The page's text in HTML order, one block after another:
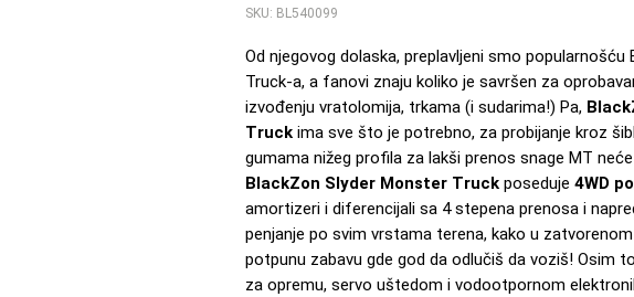
SKU: BL540099
Od njegovog dolaska, preplavljeni smo
Truck-a, a fanovi znaju koliko je savršen za
izvođenju vratolomija, trkama (i sudarima!) Pa,
Truck ima sve što je potrebno, za probijanje kroz
gumama nižeg profila za lakši prenos snage MT
BlackZon Slyder Monster Truck poseduje 4WD
amortizeri i diferencijali sa 4 stepena prenosa i
penjanje po svim vrstama terena, kako u
potpunu zabavu gde god da odlučiš da voziš! Osim
za opremu, servo uštedom i vodootpornom